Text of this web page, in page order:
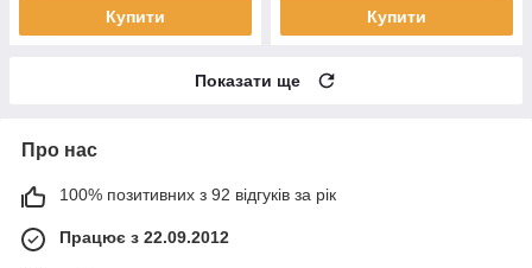
Купити Купити
Показати ще
Про нас
100% позитивних з 92 відгуків за рік
Працює з 22.09.2012